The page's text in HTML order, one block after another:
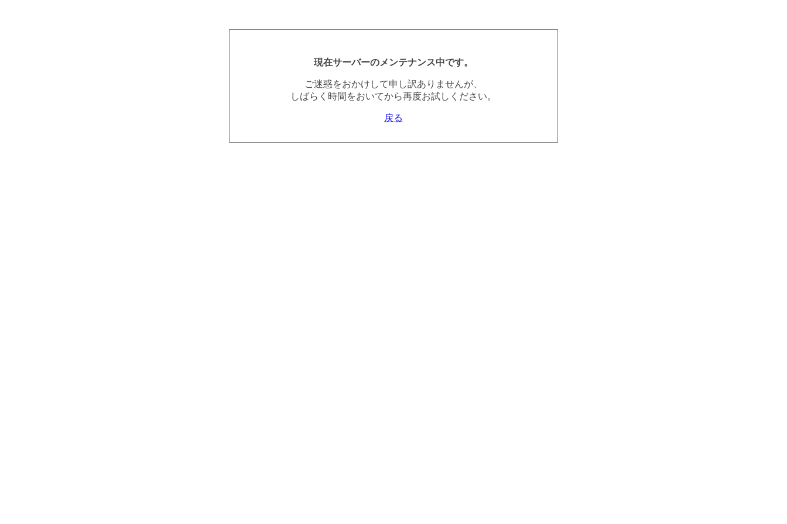
現在サーバーのメンテナンス中です。
ご迷惑をおかけして申し訳ありませんが、
しばらく時間をおいてから再度お試しください。
戻る